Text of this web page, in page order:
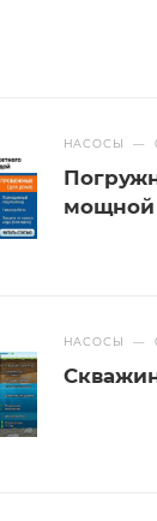
НАСОСЫ —
мощной
НАСОСЫ —